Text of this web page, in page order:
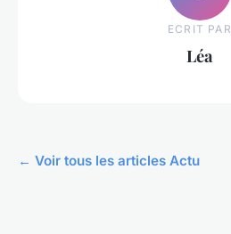
ECRIT PAR
Léa
← Voir tous les articles Actu